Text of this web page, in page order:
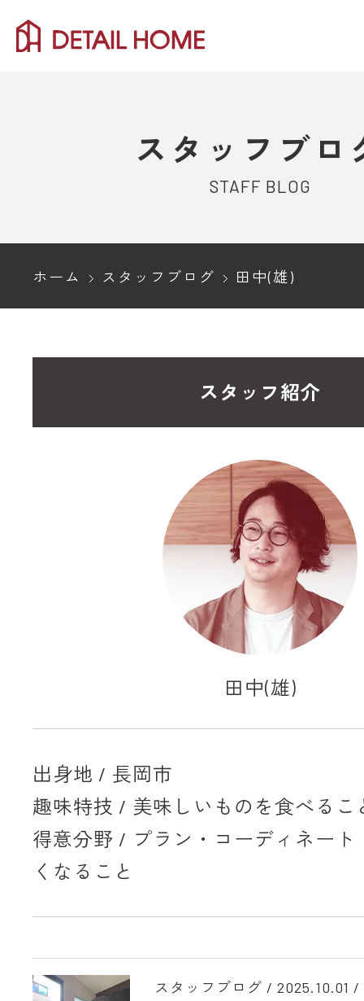
スタッフブロ
STAFF BLOG
ホーム スタッフブログ 田中(雄)
スタッフ紹介
田中(雄)
出身地 / 長岡市
趣味特技 / 美味しいものを食べるこ
得意分野 / プラン・コーディネート
くなること
スタッフブログ / 2025.10.01 /